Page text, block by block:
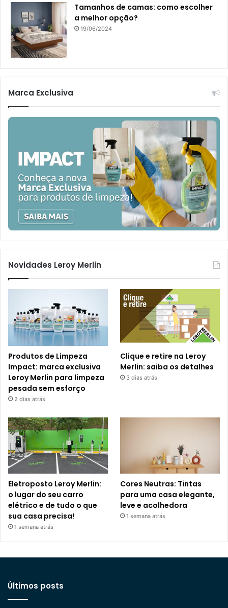
Tamanhos de camas: como escolher
a melhor opção?
19/06/2024
Marca Exclusiva
Novidades Leroy Merlin
Produtos de Limpeza
Impact: marca exclusiva
Leroy Merlin para limpeza
pesada sem esforço
2 dias atrás
Clique e retire na Leroy
Merlin: saiba os detalhes
3 dias atrás
Eletroposto Leroy Merlin:
o lugar do seu carro
elétrico e de tudo o que
sua casa precisa!
1 semana atrás
Cores Neutras: Tintas
para uma casa elegante,
leve e acolhedora
1 semana atrás
Últimos posts